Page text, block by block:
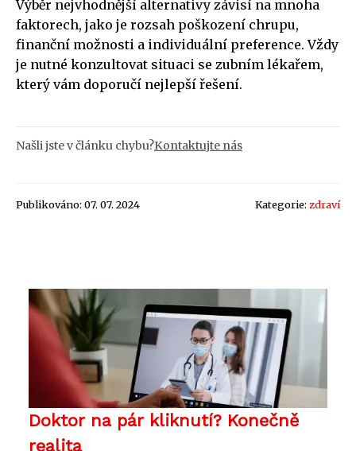
Výběr nejvhodnější alternativy závisí na mnoha
faktorech, jako je rozsah poškození chrupu,
finanční možnosti a individuální preference. Vždy
je nutné konzultovat situaci se zubním lékařem,
který vám doporučí nejlepší řešení.
Našli jste v článku chybu?Kontaktujte nás
Publikováno: 07. 07. 2024 Kategorie: zdraví
Doktor na pár kliknutí? Konečně
realita